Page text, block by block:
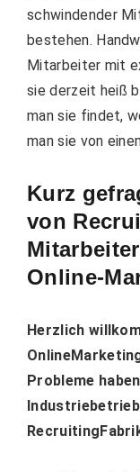
schwindender
bestehen.
Mitarbeiter mit
sie derzeit heiß
man sie findet,
man sie von
Kurz
von
Online-
Herzlich
Probleme haben